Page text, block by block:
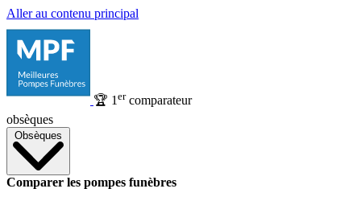
Aller au contenu principal
🏆 1 ercomparateur
obsèques
Obsèques
Comparer les pompes funèbres